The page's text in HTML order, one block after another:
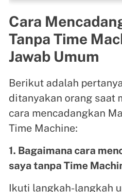
Cara
Tanpa Time
Jawab Umum
Berikut adalah
ditanyakan orang saat
cara mencadangkan
Time Machine:
1. Bagaimana cara
saya tanpa Time
Ikuti langkah-langkah